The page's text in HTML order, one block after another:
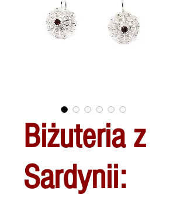
Biżuteria z
Sardynii: